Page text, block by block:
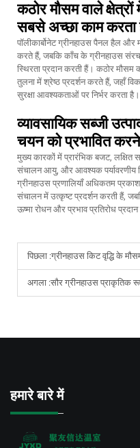
कठोर मौसम वाले
सबसे अच्छा काम करता
पॉलीकार्बोनेट ग्रीनहाउस पैनल हैल
करते हैं, जबकि काँच के ग्रीनहाउस
स्थिरता प्रदान करती हैं। कठोर मौसम
तुलना में श्रेष्ठ प्रदर्शन करते हैं, जहाँ
सुरक्षा आवश्यकताओं पर निर्भर करता है।
व्यावसायिक सब्जी
चयन को प्रभावित
मुख्य कारकों में प्रारंभिक बजट, लक्षित
संचालन आयु, और आवश्यक पर्यावरणीय
ग्रीनहाउस प्रणालियाँ अधिकतम
संचालन में उत्कृष्ट प्रदर्शन करती हैं,
ऊष्मा रोधन और प्रभाव प्रतिरोध
पिछला :ग्रीनहाउस किट वृद्धि के
अगला :सौर ग्रीनहाउस प्राकृतिक
हमारे बारे में